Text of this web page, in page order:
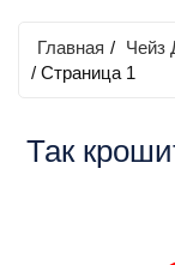
Главная / Чейз
/ Страница 1
Так